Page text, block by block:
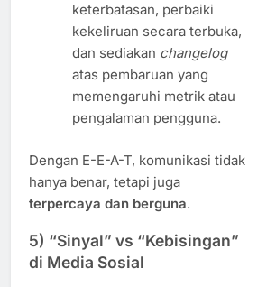
keterbatasan, perbaiki
kekeliruan secara terbuka,
dan sediakan changelog
atas pembaruan yang
memengaruhi metrik atau
pengalaman pengguna.
Dengan E-E-A-T, komunikasi tidak
hanya benar, tetapi juga
terpercaya dan berguna.
5) “Sinyal” vs “Kebisingan”
di Media Sosial